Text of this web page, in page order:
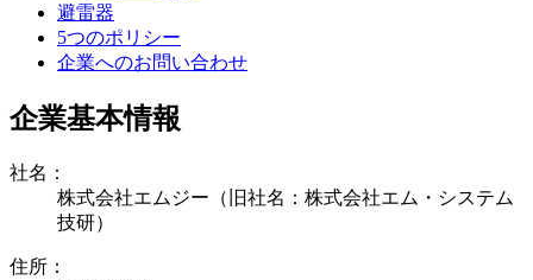
避雷器
5つのポリシー
企業へのお問い合わせ
企業基本情報
社名：
株式会社エムジー（旧社名：株式会社エム・システム
技研）
住所：